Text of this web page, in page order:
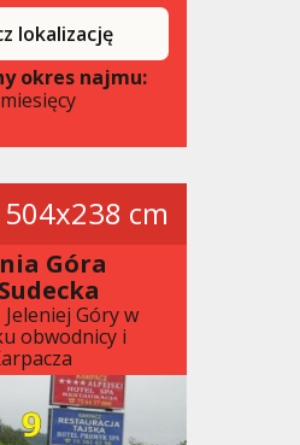
lokalizację
okres najmu:
504x238 cm
Góra
Jeleniej Góry w
obwodnicy i